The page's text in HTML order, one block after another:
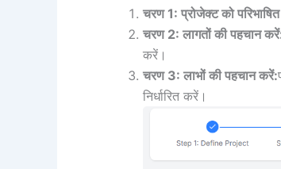
चरण 1: प्रोजेक्ट को
चरण 2: लागतों की पहचान
करें।
चरण 3: लाभों की पहचान करें:
निर्धारित करें।